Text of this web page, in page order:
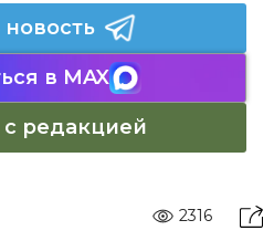
в MAX
с редакцией
2316